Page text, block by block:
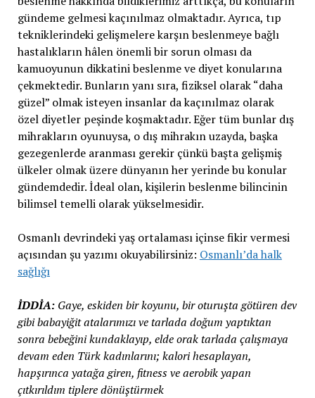
gündeme gelmesi kaçınılmaz olmaktadır. Ayrıca, tıp
tekniklerindeki gelişmelere karşın beslenmeye bağlı
hastalıkların hâlen önemli bir sorun olması da
kamuoyunun dikkatini beslenme ve diyet konularına
çekmektedir. Bunların yanı sıra, fiziksel olarak “daha
güzel” olmak isteyen insanlar da kaçınılmaz olarak
özel diyetler peşinde koşmaktadır. Eğer tüm bunlar dış
mihrakların oyunuysa, o dış mihrakın uzayda, başka
gezegenlerde aranması gerekir çünkü başta gelişmiş
ülkeler olmak üzere dünyanın her yerinde bu konular
gündemdedir. İdeal olan, kişilerin beslenme bilincinin
bilimsel temelli olarak yükselmesidir.
Osmanlı devrindeki yaş ortalaması içinse fikir vermesi
açısından şu yazımı okuyabilirsiniz: Osmanlı’da halk
sağlığı
İDDİA:Gaye, eskiden bir koyunu, bir oturuşta götüren dev
gibi babayiğit atalarımızı ve tarlada doğum yaptıktan
sonra bebeğini kundaklayıp, elde orak tarlada çalışmaya
devam eden Türk kadınlarını; kalori hesaplayan,
hapşırınca yatağa giren, fitness ve aerobik yapan
çıtkırıldım tiplere dönüştürmek